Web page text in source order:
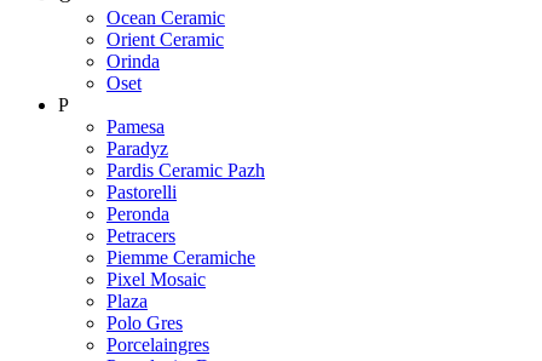
Ocean Ceramic
Orient Ceramic
Orinda
Oset
P
Pamesa
Paradyz
Pardis Ceramic Pazh
Pastorelli
Peronda
Petracers
Piemme Ceramiche
Pixel Mosaic
Plaza
Polo Gres
Porcelaingres